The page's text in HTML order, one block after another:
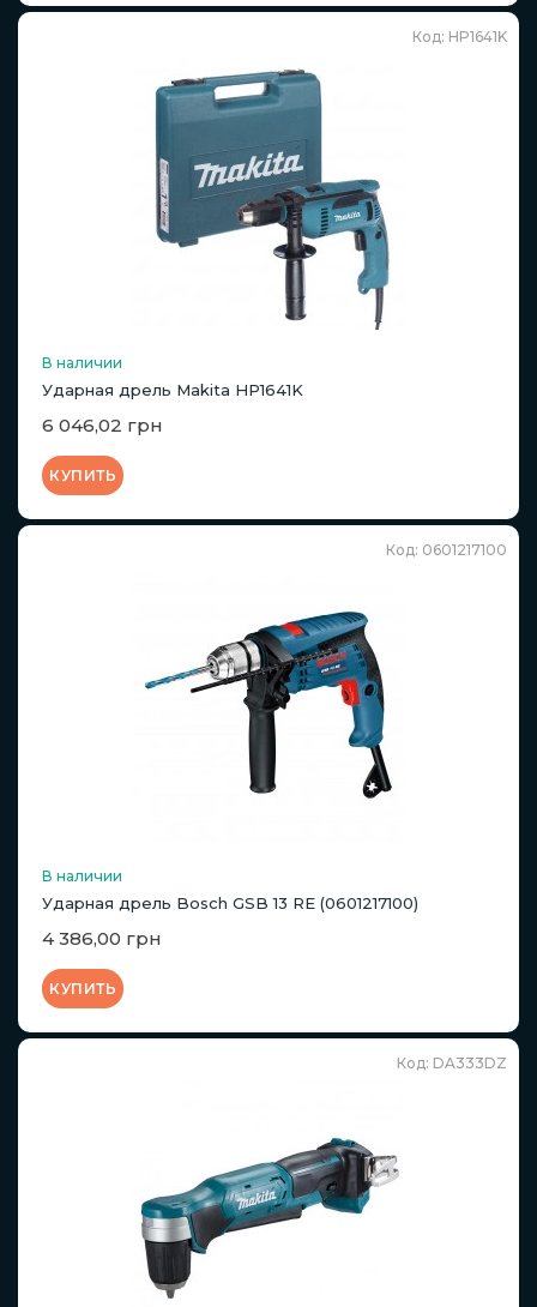
Код: HP1641K
В наличии
Ударная дрель Makita HP1641K
6 046,02 грн
КУПИТЬ
Код: 0601217100
В наличии
Ударная дрель Bosch GSB 13 RE (0601217100)
4 386,00 грн
КУПИТЬ
Код: DA333DZ